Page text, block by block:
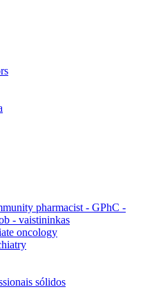
pharmacist - GPhC -
- vaistininkas
oncology
sólidos